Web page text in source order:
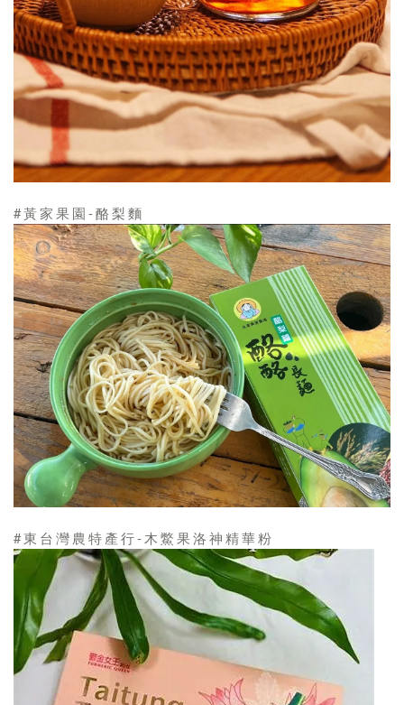
#黃家果園-酪梨麵
#東台灣農特產行-木鱉果洛神精華粉